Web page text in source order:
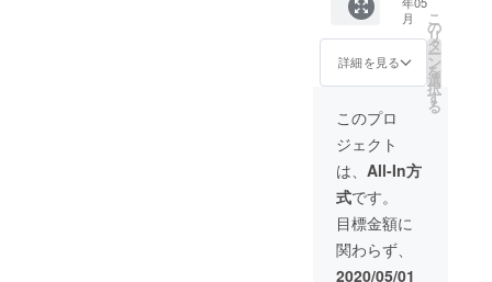
ジです
レンド
「コタ
ローブ
レンド
(仮)」の
豆100g
をお届
けしま
す。 ま
たコタ
ローの
経過報
告をお
送りさ
せてい
ただき
月
詳細を見る
こ
の
リ
タ
ー
ン
を
選
択
す
る
このプロ
ジェクト
は、 All-In方
式です。
目標金額に
関わらず、
2020/05/01